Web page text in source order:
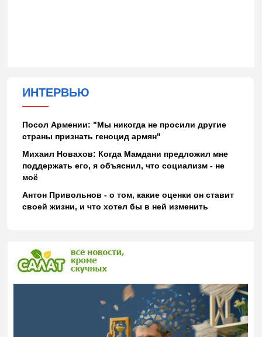
ИНТЕРВЬЮ
Посол Армении: "Мы никогда не просили другие
страны признать геноцид армян"
Михаил Новахов: Когда Мамдани предложил мне
поддержать его, я объяснил, что социализм - не
моё
Антон Привольнов - о том, какие оценки он ставит
своей жизни, и что хотел бы в ней изменить